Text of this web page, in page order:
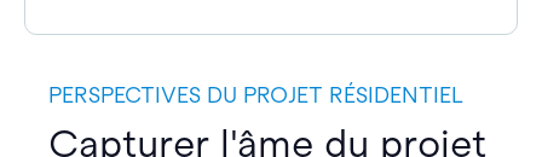
PERSPECTIVES DU PROJET RÉSIDENTIEL
Capturer l'âme du projet